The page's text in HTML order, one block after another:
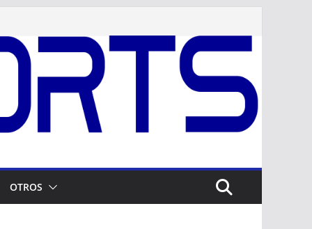
OTROS